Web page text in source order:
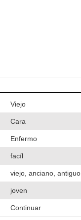
Viejo
Cara
Enfermo
facíl
viejo, anciano, antiguo
joven
Continuar